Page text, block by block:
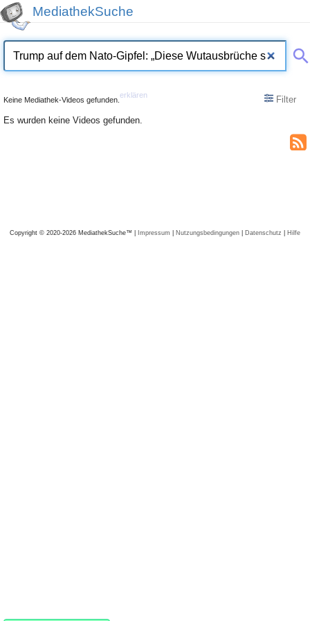
MediathekSuche
Keine Mediathek-Videos gefunden.
erklären
Filter
Es wurden keine Videos gefunden.
Copyright © 2020-2026 MediathekSuche™ | Impressum | Nutzungsbedingungen | Datenschutz | Hilfe